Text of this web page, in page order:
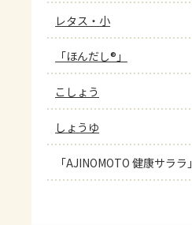
レタス・小
「ほんだし®」
こしょう
しょうゆ
「AJINOMOTO 健康サララ」